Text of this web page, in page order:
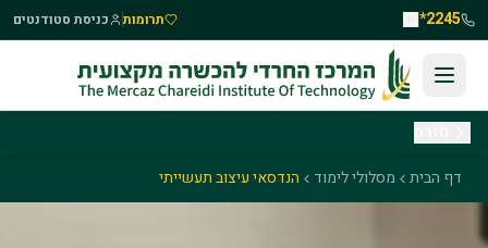
דלג לתוכן העיקרי
2245* תרומות כניסת סטודנטים
דף הבית
מסלולי לימוד הנדסאי עיצוב תעשייתי